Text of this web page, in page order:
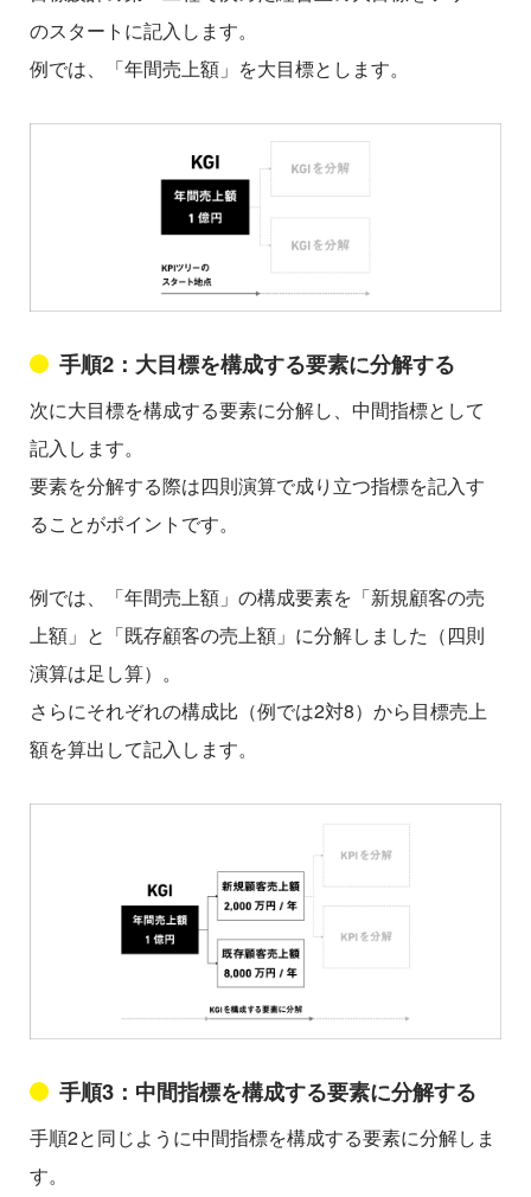
のスタートに記入します。
例では、「年間売上額」を大目標とします。
手順2：大目標を構成する要素に分解する
次に大目標を構成する要素に分解し、中間指標として
記入します。
要素を分解する際は四則演算で成り立つ指標を記入す
ることがポイントです。
例では、「年間売上額」の構成要素を「新規顧客の売
上額」と「既存顧客の売上額」に分解しました（四則
演算は足し算）。
さらにそれぞれの構成比（例では2対8）から目標売上
額を算出して記入します。
手順3：中間指標を構成する要素に分解する
手順2と同じように中間指標を構成する要素に分解しま
す。